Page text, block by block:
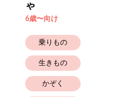
ゃ
6歳〜向け
乗りもの
生きもの
かぞく